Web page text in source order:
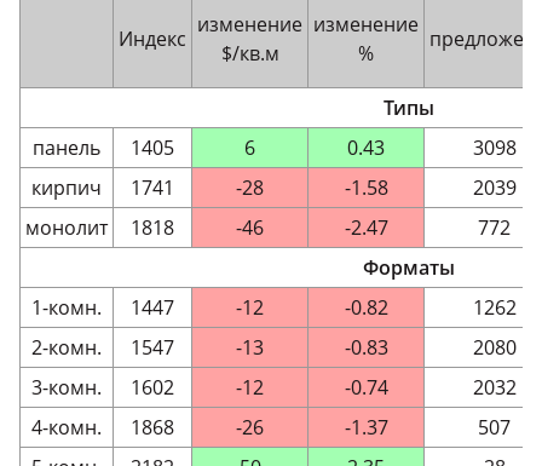
Индекс
изменение
$/кв.м
изменение
%
Типы
панель
1405 6 0.43
3098
кирпич
1741 -28 -1.58
2039
монолит
1818 -46 -2.47
772
Форматы
1-комн.
1447 -12 -0.82
1262
2-комн.
1547 -13 -0.83
2080
3-комн.
1602 -12 -0.74
2032
4-комн.
1868 -26 -1.37
507